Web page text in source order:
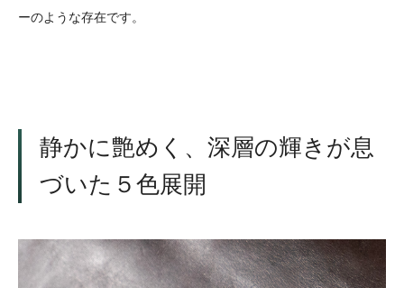
ーのような存在です。
静かに艶めく、深層の輝きが息
づいた５色展開